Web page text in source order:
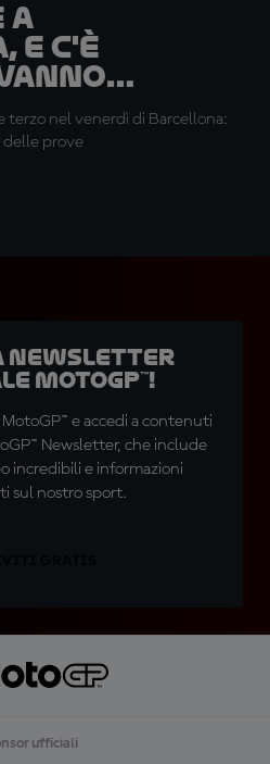
a
e c'è
cose"
terzo nel venerdì di Barcellona:
delle prove
newsletter
MotoGP™!
e accedi a contenuti
Newsletter, che include
incredibili e informazioni
sul nostro sport.
ufficiali